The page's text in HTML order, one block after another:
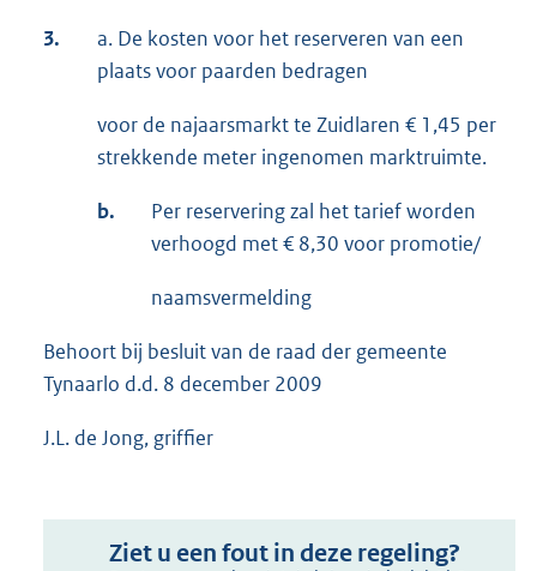
3.
a. De kosten voor het reserveren van een
plaats voor paarden bedragen
voor de najaarsmarkt te Zuidlaren € 1,45 per
strekkende meter ingenomen marktruimte.
b.
Per reservering zal het tarief worden
verhoogd met € 8,30 voor promotie/
naamsvermelding
Behoort bij besluit van de raad der gemeente
Tynaarlo d.d. 8 december 2009
J.L. de Jong, griffier
Ziet u een fout in deze regeling?